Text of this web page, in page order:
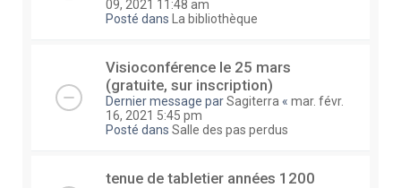
09, 2021 11:48 am
Posté dans
La bibliothèque
Visioconférence le 25 mars
(gratuite, sur inscription)
Dernier message parSagiterra « mar. févr.
16, 2021 5:45 pm
Posté dans Salle des pas perdus
tenue de tabletier années 1200